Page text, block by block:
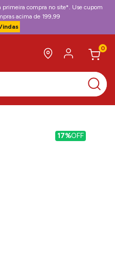
primeira compra no site*. Use cupom
acima de 199,99
0
17%OFF